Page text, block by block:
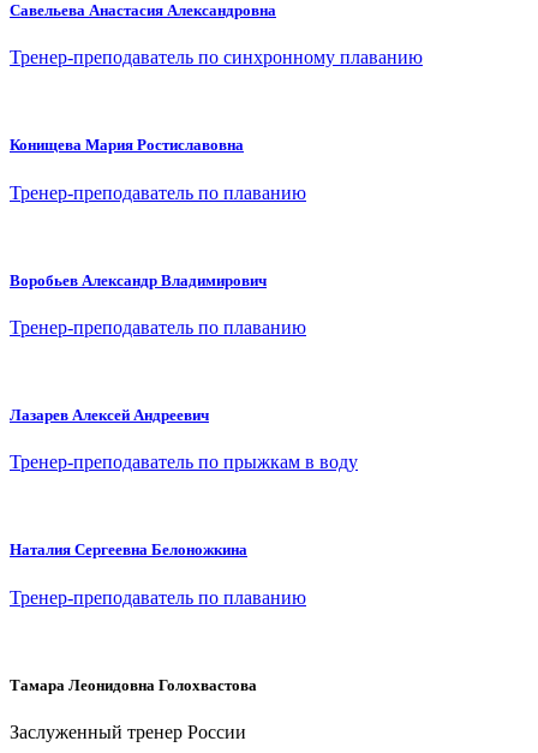
Савельева Анастасия Александровна
Тренер-преподаватель по синхронному плаванию
Конищева Мария Ростиславовна
Тренер-преподаватель по плаванию
Воробьев Александр Владимирович
Тренер-преподаватель по плаванию
Лазарев Алексей Андреевич
Тренер-преподаватель по прыжкам в воду
Наталия Сергеевна Белоножкина
Тренер-преподаватель по плаванию
Тамара Леонидовна Голохвастова
Заслуженный тренер России